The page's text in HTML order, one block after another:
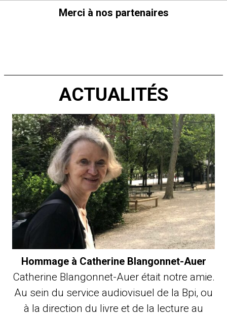
Merci à nos partenaires
ACTUALITÉS
Hommage à Catherine Blangonnet-Auer
Catherine Blangonnet-Auer était notre amie.
Au sein du service audiovisuel de la Bpi, ou
à la direction du livre et de la lecture au